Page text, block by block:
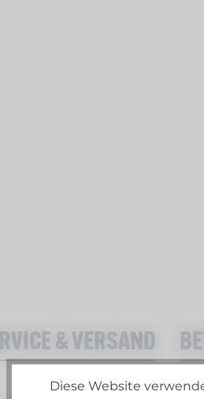
& VERSAND
Diese Website